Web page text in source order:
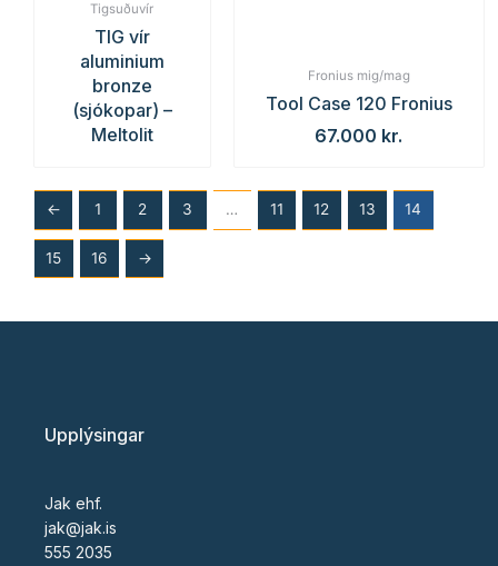
Tigsuðuvír
TIG vír
aluminium
bronze
(sjókopar) –
Meltolit
Fronius mig/mag
Tool Case 120 Fronius
67.000 kr.
← 1 2 3 … 11 12 13 14
15 16 →
Upplýsingar
Jak ehf.
jak@jak.is
555 2035